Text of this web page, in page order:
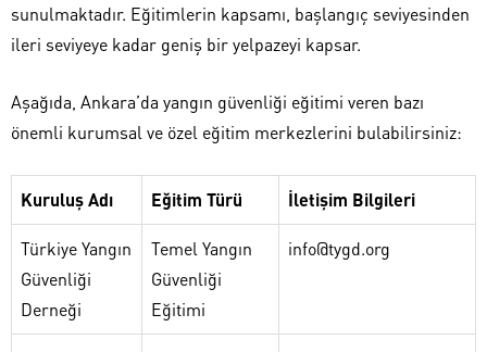
sunulmaktadır. Eğitimlerin kapsamı, başlangıç seviyesinden
ileri seviyeye kadar geniş bir yelpazeyi kapsar.
Aşağıda, Ankara’da yangın güvenliği eğitimi veren bazı
önemli kurumsal ve özel eğitim merkezlerini bulabilirsiniz:
Kuruluş Adı Eğitim Türü İletişim Bilgileri
Türkiye Yangın
Güvenliği
Derneği
Temel Yangın
Güvenliği
Eğitimi
info@tygd.org